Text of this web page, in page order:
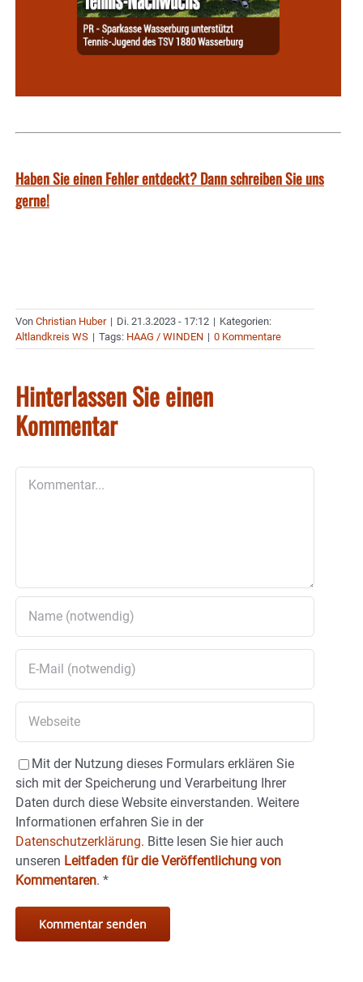
Haben Sie einen Fehler entdeckt? Dann schreiben Sie uns
gerne!
Von Christian Huber | Di. 21.3.2023 - 17:12 | Kategorien:
Altlandkreis WS | Tags: HAAG / WINDEN | 0 Kommentare
Hinterlassen Sie einen
Kommentar
Mit der Nutzung dieses Formulars erklären Sie
sich mit der Speicherung und Verarbeitung Ihrer
Daten durch diese Website einverstanden. Weitere
Informationen erfahren Sie in der
Datenschutzerklärung. Bitte lesen Sie hier auch
unseren Leitfaden für die Veröffentlichung von
Kommentaren. *